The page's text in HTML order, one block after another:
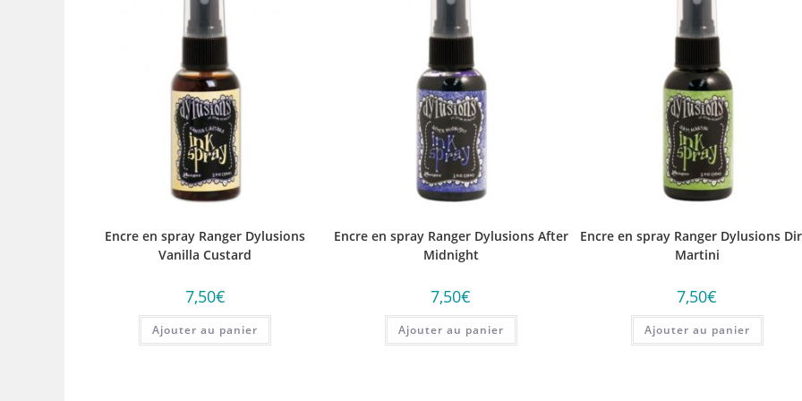
Encre en spray Ranger Dylusions
Vanilla Custard
7,50€
Ajouter au panier
Encre en spray Ranger Dylusions After
Midnight
7,50€
Ajouter au panier
Encre en spray Ranger Dylusions
Martini
7,50€
Ajouter au panier